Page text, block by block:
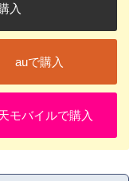
入
auで購入
モバイルで購入